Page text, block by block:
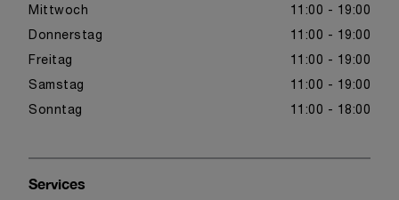
Mittwoch 11:00 - 19:00
Donnerstag 11:00 - 19:00
Freitag 11:00 - 19:00
Samstag 11:00 - 19:00
Sonntag 11:00 - 18:00
Services